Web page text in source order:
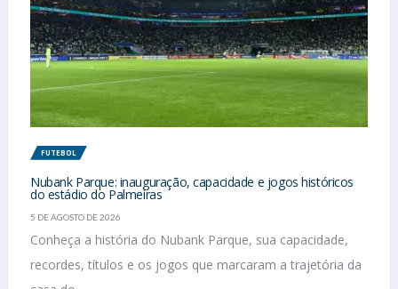
FUTEBOL
Nubank Parque: inauguração, capacidade e jogos históricos
do estádio do Palmeiras
5 DE AGOSTO DE 2026
Conheça a história do Nubank Parque, sua capacidade,
recordes, títulos e os jogos que marcaram a trajetória da